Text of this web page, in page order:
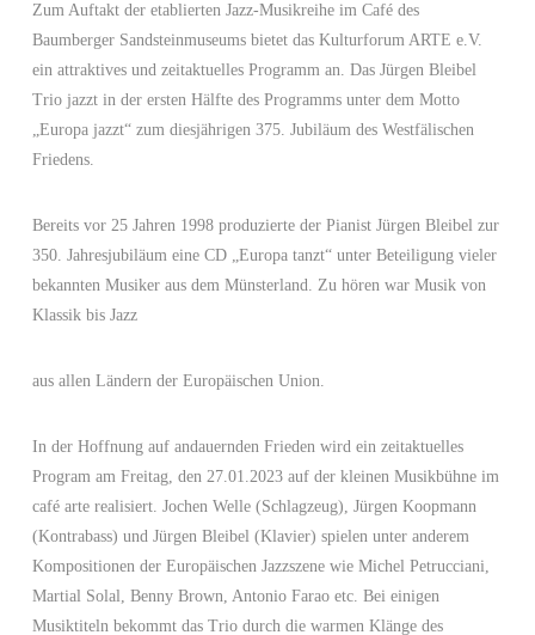
Zum Auftakt der etablierten Jazz-Musikreihe im Café des
Baumberger Sandsteinmuseums bietet das Kulturforum ARTE e.V.
ein attraktives und zeitaktuelles Programm an. Das Jürgen Bleibel
Trio jazzt in der ersten Hälfte des Programms unter dem Motto
„Europa jazzt“ zum diesjährigen 375. Jubiläum des Westfälischen
Friedens.
Bereits vor 25 Jahren 1998 produzierte der Pianist Jürgen Bleibel zur
350. Jahresjubiläum eine CD „Europa tanzt“ unter Beteiligung vieler
bekannten Musiker aus dem Münsterland. Zu hören war Musik von
Klassik bis Jazz
aus allen Ländern der Europäischen Union.
In der Hoffnung auf andauernden Frieden wird ein zeitaktuelles
Program am Freitag, den 27.01.2023 auf der kleinen Musikbühne im
café arte realisiert. Jochen Welle (Schlagzeug), Jürgen Koopmann
(Kontrabass) und Jürgen Bleibel (Klavier) spielen unter anderem
Kompositionen der Europäischen Jazzszene wie Michel Petrucciani,
Martial Solal, Benny Brown, Antonio Farao etc. Bei einigen
Musiktiteln bekommt das Trio durch die warmen Klänge des